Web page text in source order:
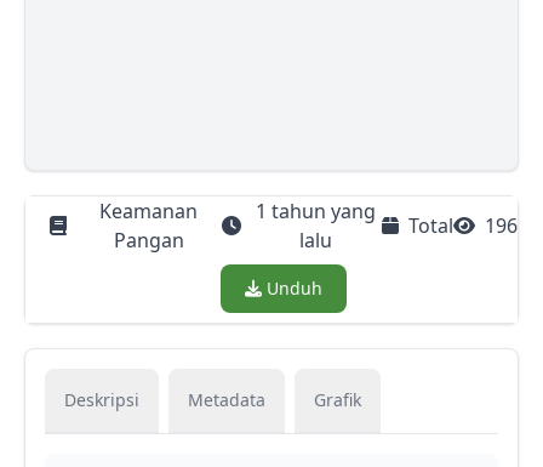
Keamanan
Pangan
1 tahun yang
lalu
Total 196
Download
Unduh
Deskripsi Metadata Grafik